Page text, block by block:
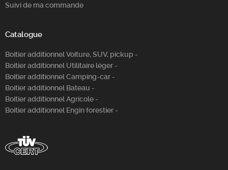
Suivi de ma commande
Catalogue
Boitier additionnel Voiture, SUV, pickup -
Boitier additionnel Utilitaire léger -
Boitier additionnel Camping-car -
Boitier additionnel Bateau -
Boitier additionnel Agricole -
Boitier additionnel Engin forestier -